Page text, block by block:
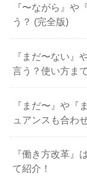
『〜ながら』や
う？ (完全版)
『まだ〜ない』
言う？使い方ま
『まだ〜』や『
ュアンスも合わ
『働き方改革』
て紹介！